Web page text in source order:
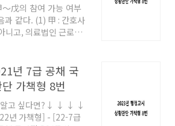
戊의 참여 가능 여부
과 같다. (1) 甲 : 간호사
니고, 의료법인 근로자
된다. (3) 丙 : 사회복
복지법인의 대표이므
: 회사원 丁은 대기
제외된다. (5) 戊 : 의
민간단체의 임원이므
년 7급 공채 국
가책형 8번
알고 싶다면?↓ ↓ ↓ ↓
년 가책형] - [22-7급